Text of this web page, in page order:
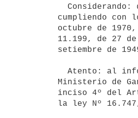
cumpliendo
octubre de
11.199, de 27
setiembre de
Ministerio de
inciso 4º del
la ley Nº